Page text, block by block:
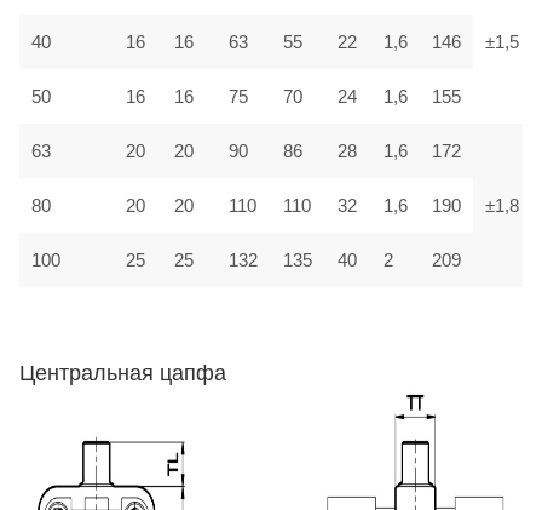
±1,5
40 16 16 63 55 22 1,6 146
50 16 16 75 70 24 1,6 155
63 20 20 90 86 28 1,6 172
±1,8
80 20 20 110 110 32 1,6 190
100 25 25 132 135 40 2 209
Центральная цапфа